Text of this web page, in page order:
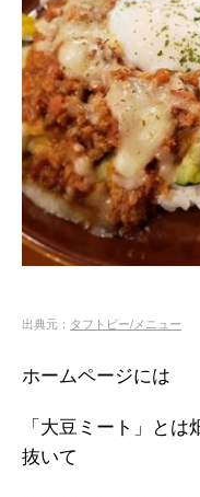
出典元： タフトビー/メニュー
ホームページには
「大豆ミート」と
抜いて